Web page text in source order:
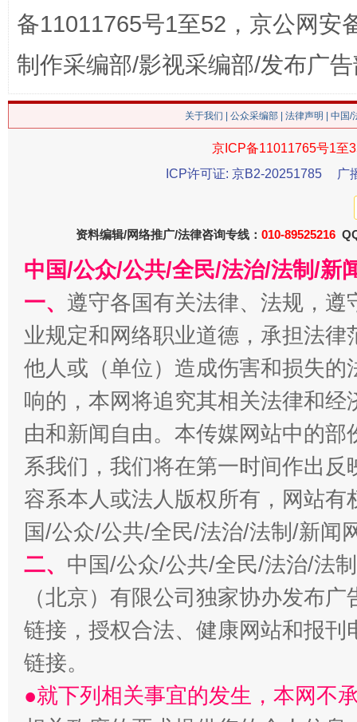
在谋一域中谋全局
今
习近平的博鳌关键词
魏明
“刷贴”乱象丛生
生
备11011765号1至52，京公网安
制作采编部/影视采编部/发布广
关于我们 公众采编部 法律声明 | 中国
京ICP备11011765号1至
ICP许可证: 京B2-20251785
广
资料编辑/网络推广/法律咨询专线： 010-89525216
中国/公众/公共/全民/法治/法制/新
一、 遵守各国有关法律、法规，
业规定和网络职业道德，承担法
他人或（单位）造成伤害和损失
响的，本网将追究其相关法律和
由和新闻自由。本传媒网站中的
系我们，我们将在第一时间作出
容系本人或法人版权所有，网站
国/公众/公共/全民/法治/法制/新闻
二、 中国/公众/公共/全民/法治/法
（北京）有限公司独家协办发布
链接，授权合法、健康网站和报
链接。
●就下列相关事宜的发生，本网不